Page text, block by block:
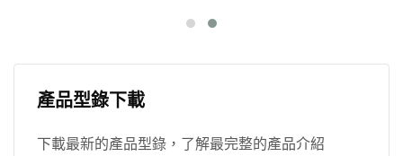
產品型錄下載
下載最新的產品型錄，了解最完整的產品介紹